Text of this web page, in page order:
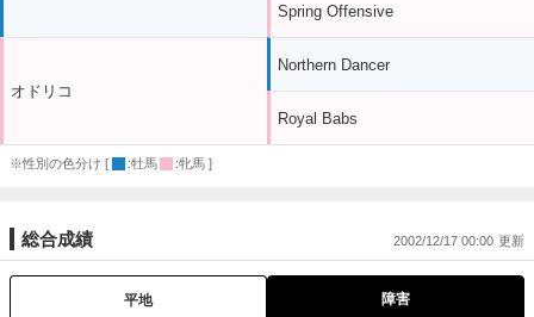
オドリコ
Spring Offensive
Northern Dancer
Royal Babs
※性別の色分け [ :牡馬 :牝馬 ]
総合成績 2002/12/17 00:00
平地 障害